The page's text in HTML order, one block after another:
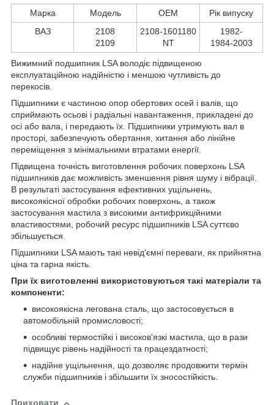
Марка Модель ОЕМ
Рік випуску
ВАЗ
2108
2109
2108-1601180
NT
1982-
1984-2003
Вижимний подшипник LSA володіє підвищеною
експлуатаційною надійністю і меншою чутливість до
перекосів.
Підшипники є частиною опор обертових осей і валів, що
сприймають осьові і радіальні навантаження, прикладені до
осі або вала, і передають їх. Підшипники утримують вал в
просторі, забезпечують обертання, хитання або лінійне
переміщення з мінімальними втратами енергії.
Підвищена точність виготовлення робочих поверхонь LSA
підшипників дає можливість зменшення рівня шуму і вібрації.
В результаті застосування ефективних ущільнень,
високоякісної обробки робочих поверхонь, а також
застосування мастила з високими антифрикційними
властивостями, робочий ресурс підшипників LSA суттєво
збільшується.
Підшипники LSA мають такі невід'ємні переваги, як прийнятна
ціна та гарна якість.
При їх виготовленні використовуються такі матеріали та
компоненти:
високоякісна легована сталь, що застосовується в
автомобільній промисловості;
особливі термостійкі і високов'язкі мастила, що в рази
підвищує рівень надійності та працездатності;
надійне ущільнення, що дозволяє продовжити термін
служби підшипників і збільшити їх зносостійкість.
Приховати